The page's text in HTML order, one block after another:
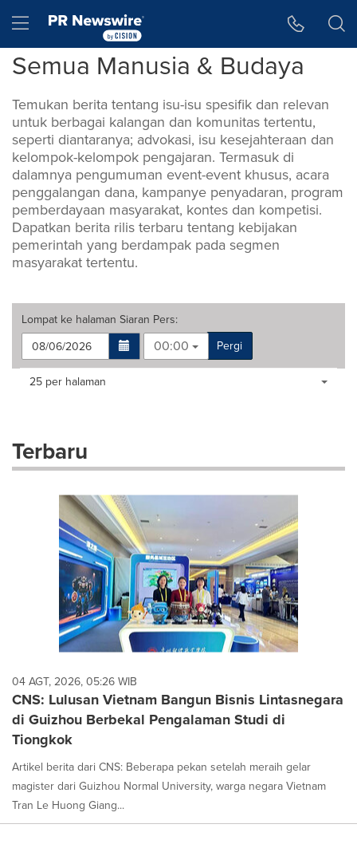
Hamburger menu
Semua Manusia & Budaya
Temukan berita tentang isu-isu spesifik dan relevan
untuk berbagai kalangan dan komunitas tertentu,
seperti diantaranya; advokasi, isu kesejahteraan dan
kelompok-kelompok pengajaran. Termasuk di
dalamnya pengumuman event-event khusus, acara
penggalangan dana, kampanye penyadaran, program
pemberdayaan masyarakat, kontes dan kompetisi.
Dapatkan berita rilis terbaru tentang kebijakan
pemerintah yang berdampak pada segmen
masyarakat tertentu.
Lompat ke halaman Siaran Pers:
00:00
Pergi
Making
dropdown
will
each
option
is
selected.
Items per page:
25 per halaman
Terbaru
04 AGT, 2026, 05:26 WIB
CNS: Lulusan Vietnam Bangun Bisnis Lintasnegara
di Guizhou Berbekal Pengalaman Studi di
Tiongkok
Artikel berita dari CNS: Beberapa pekan setelah meraih gelar
magister dari Guizhou Normal University, warga negara Vietnam
Tran Le Huong Giang...